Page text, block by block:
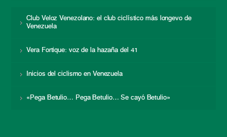
Club Veloz Venezolano: el club ciclístico más longevo de
Venezuela
Vera Fortique: voz de la hazaña del 41
Inicios del ciclismo en Venezuela
«Pega Betulio… Pega Betulio… Se cayó Betulio»